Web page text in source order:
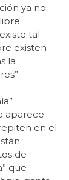
ya no
tal
existen
la
aparece
en el
de
que